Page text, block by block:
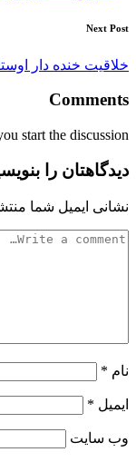
Next Post
خلاقیت خنده دار
Comments
start the discussion?
دیدگاهتان را
نشانی ایمیل شما
نام *
ایمیل *
وب‌ سایت